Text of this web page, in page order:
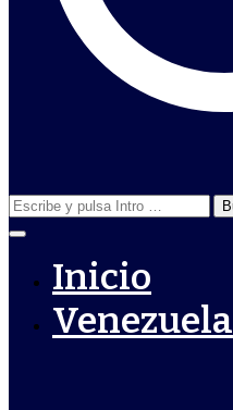
Buscar:
Inicio
Venezuela